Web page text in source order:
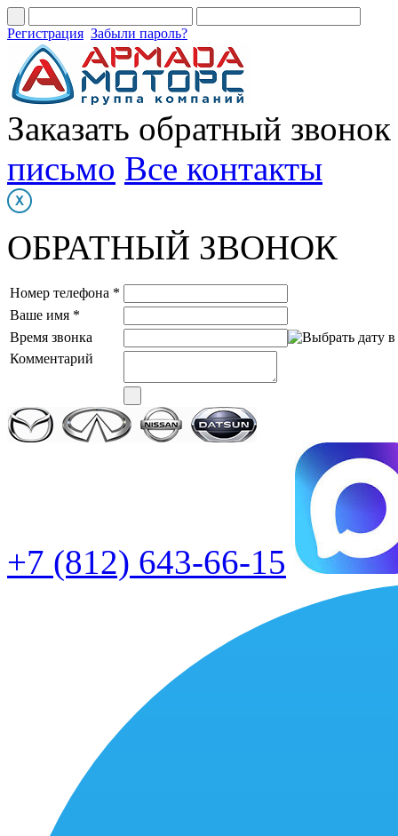
Регистрация Забыли пароль?
Заказать обратный звонок
письмо Все контакты
ОБРАТНЫЙ ЗВОНОК
Номер телефона *
Ваше имя *
Время звонка
Комментарий
+7 (812) 643-66-15